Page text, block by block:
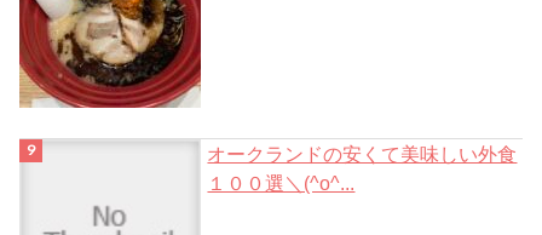
オークランドの安くて美味しい外食
１００選＼(^o^...